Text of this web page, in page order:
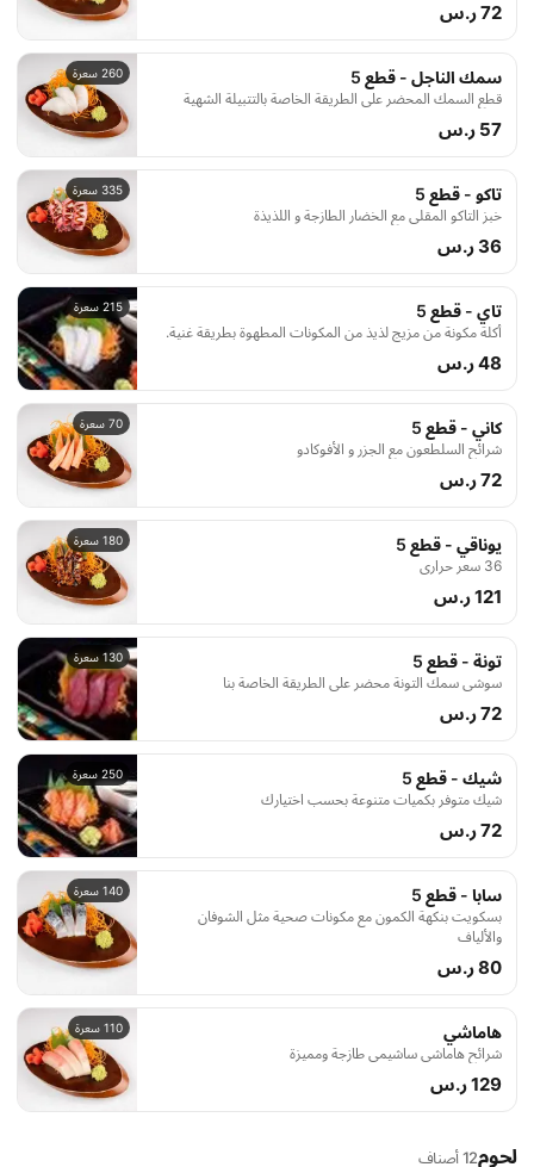
72 ر.س
260 سعرة سمك الناجل - قطع 5
قطع السمك المحضر على الطريقة الخاصة بالتتبيلة الشهية
57 ر.س
335 سعرة تاكو - قطع 5
خبز التاكو المقلي مع الخضار الطازجة و اللذيذة
36 ر.س
215 سعرة تاي - قطع 5
أكلة مكونة من مزيج لذيذ من المكونات المطهوة بطريقة غنية.
48 ر.س
70 سعرة كاني - قطع 5
شرائح السلطعون مع الجزر و الأفوكادو
72 ر.س
180 سعرة يوناقي - قطع 5
36 سعر حراري
121 ر.س
130 سعرة تونة - قطع 5
سوشي سمك التونة محضر على الطريقة الخاصة بنا
72 ر.س
250 سعرة شيك - قطع 5
شيك متوفر بكميات متنوعة بحسب اختيارك
72 ر.س
140 سعرة سابا - قطع 5
بسكويت بنكهة الكمون مع مكونات صحية مثل الشوفان
والألياف
80 ر.س
110 سعرة هاماشي
شرائح هاماشي ساشيمي طازجة ومميزة
129 ر.س
لحوم12 أصناف